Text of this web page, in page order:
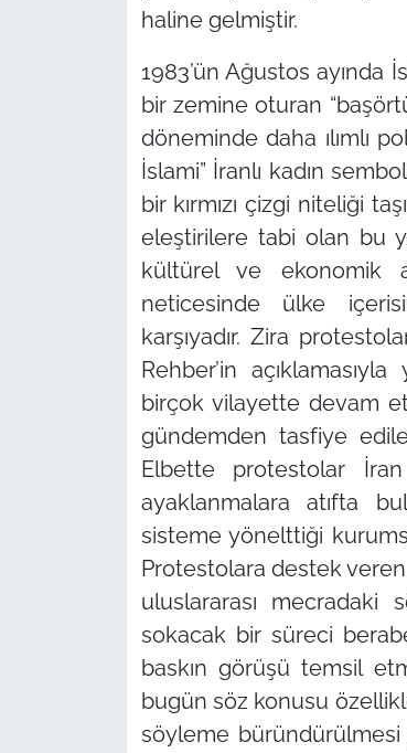
haline gelmiştir.
1983’ün Ağustos ayında
bir zemine oturan
döneminde daha ılımlı
İslami” İranlı kadın
bir kırmızı çizgi niteliği
eleştirilere tabi olan bu
kültürel ve ekonomik
neticesinde ülke
karşıyadır. Zira
Rehber’in
birçok vilayette devam
gündemden tasfiye
Elbette protestolar
ayaklanmalara atıfta
sisteme yönelttiği
Protestolara destek veren
uluslararası mecradaki
sokacak bir süreci
baskın görüşü temsil
bugün söz konusu
söyleme büründürülmesi